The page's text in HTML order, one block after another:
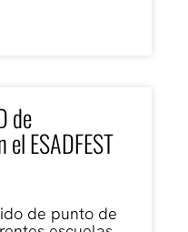
de
ESADFEST
de punto de